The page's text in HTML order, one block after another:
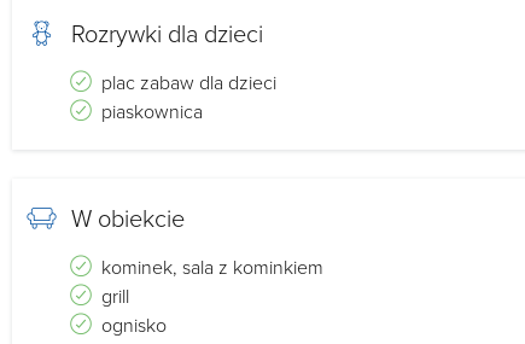
Rozrywki dla dzieci
plac zabaw dla dzieci
piaskownica
W obiekcie
kominek, sala z kominkiem
grill
ognisko